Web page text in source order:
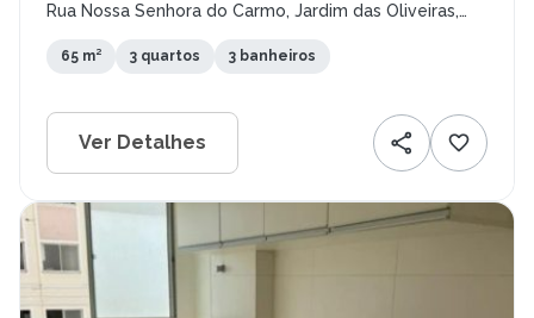
Rua Nossa Senhora do Carmo, Jardim das Oliveiras,
65 m² 3 quartos 3 banheiros
Ver Detalhes